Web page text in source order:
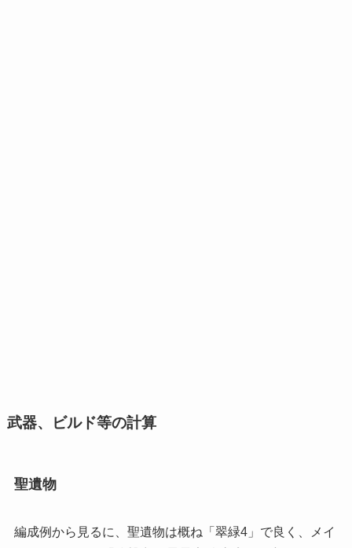
武器、ビルド等の計算
聖遺物
編成例から見るに、聖遺物は概ね「翠緑4」で良く、メイ